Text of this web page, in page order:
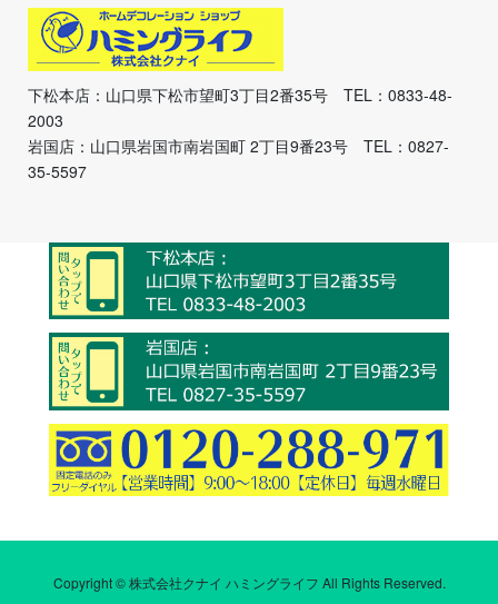
下松本店：山口県下松市望町3丁目2番35号 TEL：0833-48-
2003
岩国店：山口県岩国市南岩国町 2丁目9番23号 TEL：0827-
35-5597
Copyright © 株式会社クナイ ハミングライフ All Rights Reserved.